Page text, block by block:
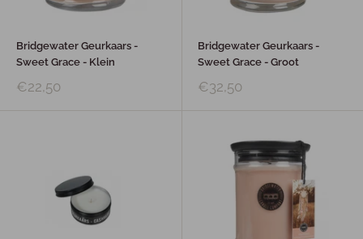
Bridgewater Geurkaars -
Sweet Grace - Klein
€22,50
Bridgewater Geurkaars -
Sweet Grace - Groot
€32,50